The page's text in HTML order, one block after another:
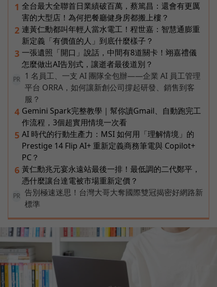
1 全台最大全聯首日業績破百萬，蔡篤昌：還會有更厲
害的大型店！為何把餐廳健身房都搬上樓？
2 連黃仁勳都叫年輕人當水電工！程世嘉：智慧通膨重
新定義「有價值的人」到底什麼樣子？
3 一張遺照「開口」說話，中間有8道關卡！翊嘉禮儀
怎麼做出AI告別式，讓逝者最後道別？
PR
1 名員工、一支 AI 團隊全包辦——企業 AI 員工管理
平台 ORRA，如何讓新創公司撐起研發、銷售到客
服？
4 Gemini Spark完整教學｜幫你讀Gmail、自動跑完工
作流程，3個超實用情境一次看
5 AI 時代的行動生產力：MSI 如何用「理解情境」的
Prestige 14 Flip AI+ 重新定義商務筆電與 Copilot+
PC？
6 黃仁勳兆元宴永遠站最後一排！最低調的二代鄭平，
憑什麼讓台達電被市場重新定價？
PR
告別極速迷思！台灣大哥大奪國際雙冠揭密好網路新
標準